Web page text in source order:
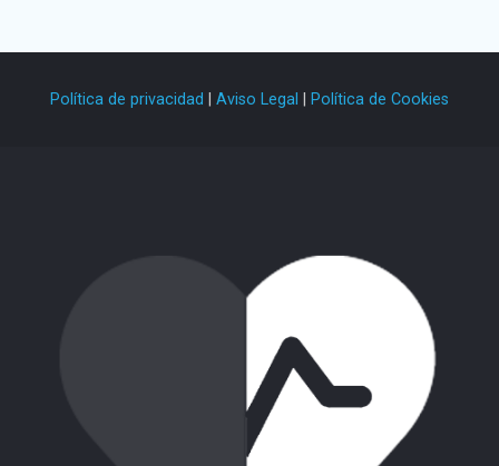
Política de privacidad | Aviso Legal | Política de Cookies